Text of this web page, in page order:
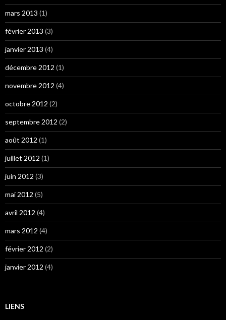
mars 2013 (1)
février 2013 (3)
janvier 2013 (4)
décembre 2012 (1)
novembre 2012 (4)
octobre 2012 (2)
septembre 2012 (2)
août 2012 (1)
juillet 2012 (1)
juin 2012 (3)
mai 2012 (5)
avril 2012 (4)
mars 2012 (4)
février 2012 (2)
janvier 2012 (4)
LIENS